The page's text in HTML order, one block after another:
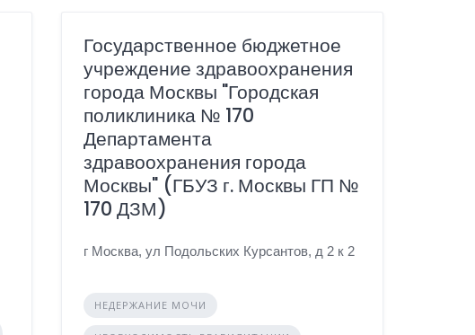
Государственное бюджетное
учреждение здравоохранения
города Москвы "Городская
поликлиника № 170
Департамента
здравоохранения города
Москвы" (ГБУЗ г. Москвы ГП №
170 ДЗМ)
г Москва, ул Подольских Курсантов, д 2 к 2
НЕДЕРЖАНИЕ МОЧИ